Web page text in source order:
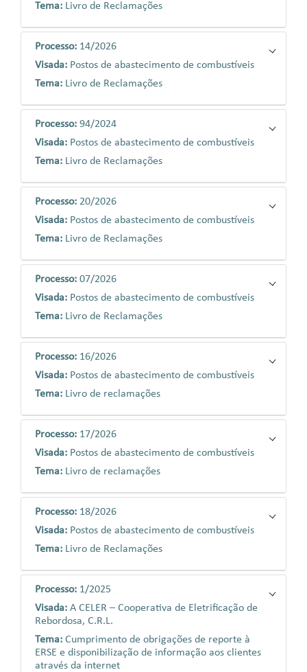
Tema: Livro de Reclamações
Processo: 14/2026
Visada: Postos de abastecimento de combustíveis
Tema: Livro de Reclamações
Processo: 94/2024
Visada: Postos de abastecimento de combustíveis
Tema: Livro de Reclamações
Processo: 20/2026
Visada: Postos de abastecimento de combustíveis
Tema: Livro de Reclamações
Processo: 07/2026
Visada: Postos de abastecimento de combustíveis
Tema: Livro de Reclamações
Processo: 16/2026
Visada: Postos de abastecimento de combustíveis
Tema: Livro de reclamações
Processo: 17/2026
Visada: Postos de abastecimento de combustíveis
Tema: Livro de reclamações
Processo: 18/2026
Visada: Postos de abastecimento de combustíveis
Tema: Livro de Reclamações
Processo: 1/2025
Visada: A CELER – Cooperativa de Eletrificação de
Rebordosa, C.R.L.
Tema: Cumprimento de obrigações de reporte à
ERSE e disponibilização de informação aos clientes
através da internet